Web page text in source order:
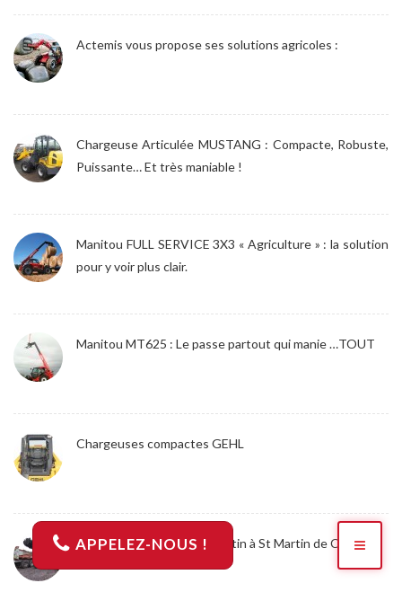
APPELEZ-NOUS !
Actemis vous propose ses solutions agricoles :
Chargeuse Articulée MUSTANG : Compacte, Robuste,
Puissante… Et très maniable !
Manitou FULL SERVICE 3X3 « Agriculture » : la solution
pour y voir plus clair.
Manitou MT625 : Le passe partout qui manie …TOUT
Chargeuses compactes GEHL
Foire Agricole de la St Valentin à St Martin de Crau